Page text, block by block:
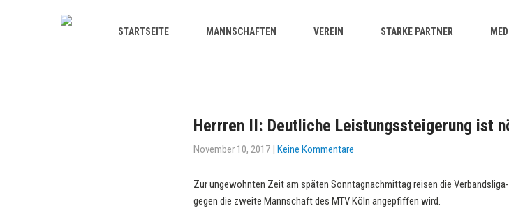
STARTSEITE MANNSCHAFTEN VEREIN STARKE PARTNER
Herrren II: Deutliche Leistungssteigerung ist
November 10, 2017 | Keine Kommentare
Zur ungewohnten Zeit am späten Sonntagnachmittag reisen die
gegen die zweite Mannschaft des MTV Köln angepfiffen wird.